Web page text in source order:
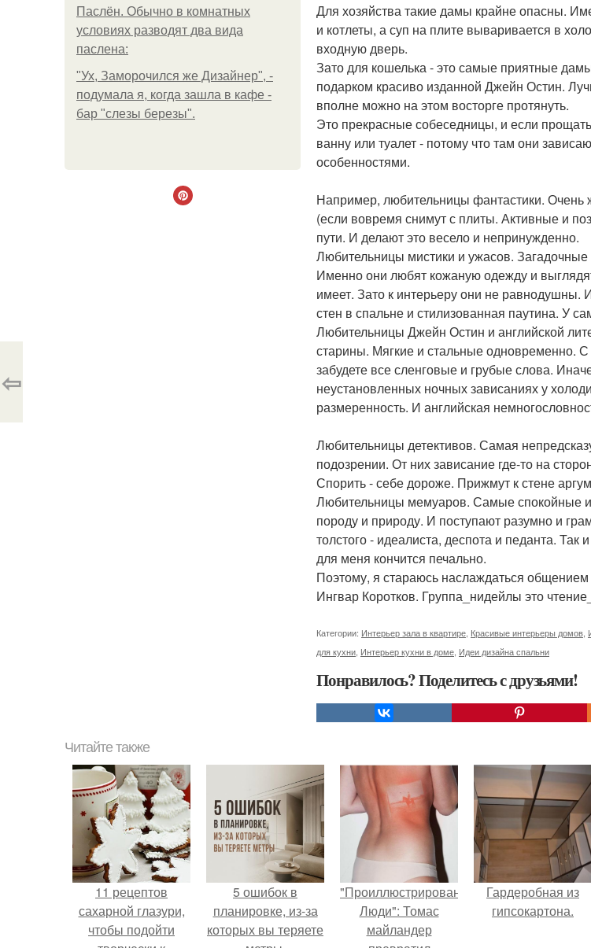
Паслён. Обычно в комнатных
условиях разводят два вида
паслена:
"Ух, Заморочился же Дизайнер", -
подумала я, когда зашла в кафе -
бар "слезы березы".
Для хозяйства такие дамы крайне опасны.
и котлеты, а суп на плите вываривается в
входную дверь.
Зато для кошелька - это самые приятные
подарком красиво изданной Джейн Остин.
вполне можно на этом восторге протянуть.
Это прекрасные собеседницы, и если
ванну или туалет - потому что там они
особенностями.
Например, любительницы фантастики. Очень
(если вовремя снимут с плиты. Активные и
пути. И делают это весело и непринужденно.
Любительницы мистики и ужасов.
Именно они любят кожаную одежду и
имеет. Зато к интерьеру они не равнодушны.
стен в спальне и стилизованная паутина. У
Любительницы Джейн Остин и английской
старины. Мягкие и стальные одновременно.
забудете все сленговые и грубые слова.
неустановленных ночных зависаниях у
размеренность. И английская
Любительницы детективов. Самая
подозрении. От них зависание где-то на
Спорить - себе дороже. Прижмут к стене
Любительницы мемуаров. Самые спокойные
породу и природу. И поступают разумно и
толстого - идеалиста, деспота и педанта.
для меня кончится печально.
Поэтому, я стараюсь наслаждаться
Ингвар Коротков. Группа_нидейлы это
Категории: Интерьер зала в квартире Красивые интерьеры домов
для кухни Интерьер кухни в доме Идеи дизайна спальни
Понравилось? Поделитесь с друзьями!
⇦
Читайте также
11 рецептов
сахарной глазури,
чтобы подойти
5 ошибок в
планировке, из-за
которых вы теряете
"Проиллюстрированные
Люди": Томас
майландер
Гардеробная из
гипсокартона.